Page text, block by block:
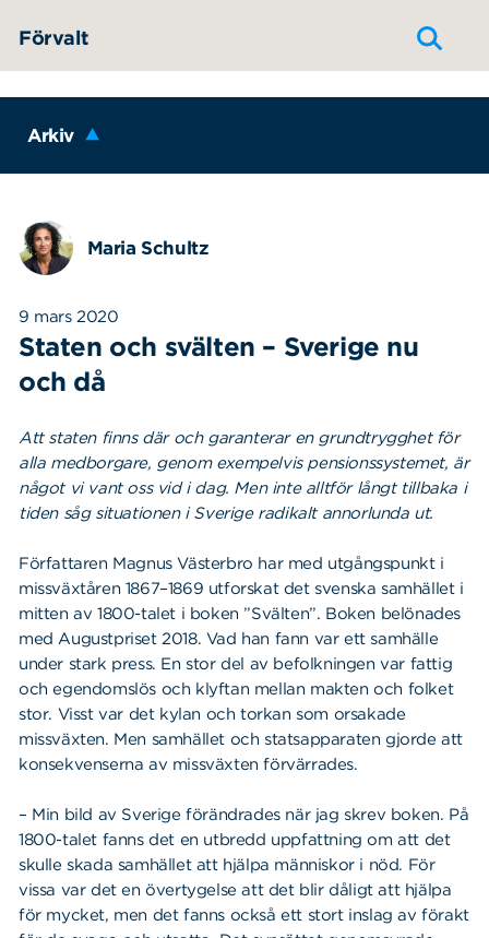
Förvalt
Arkiv
Maria Schultz
9 mars 2020
Staten och svälten – Sverige nu
och då
Att staten finns där och garanterar en grundtrygghet för
alla medborgare, genom exempelvis pensionssystemet, är
något vi vant oss vid i dag. Men inte alltför långt tillbaka i
tiden såg situationen i Sverige radikalt annorlunda ut.
Författaren Magnus Västerbro har med utgångspunkt i
missväxtåren 1867–1869 utforskat det svenska samhället i
mitten av 1800-talet i boken ”Svälten”. Boken belönades
med Augustpriset 2018. Vad han fann var ett samhälle
under stark press. En stor del av befolkningen var fattig
och egendomslös och klyftan mellan makten och folket
stor. Visst var det kylan och torkan som orsakade
missväxten. Men samhället och statsapparaten gjorde att
konsekvenserna av missväxten förvärrades.
– Min bild av Sverige förändrades när jag skrev boken. På
1800-talet fanns det en utbredd uppfattning om att det
skulle skada samhället att hjälpa människor i nöd. För
vissa var det en övertygelse att det blir dåligt att hjälpa
för mycket, men det fanns också ett stort inslag av förakt